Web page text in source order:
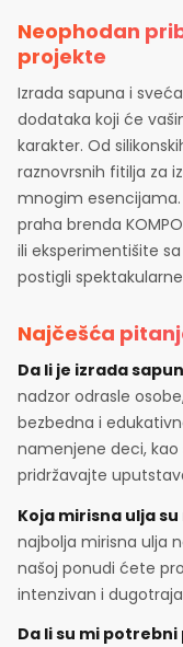
Neophodan
projekte
Izrada sapuna i
dodataka koji će
karakter. Od
raznovrsnih fitilja za
mnogim
praha brenda
ili eksperimentišite
postigli
Najčešća
Da li je izrada
nadzor odrasle
bezbedna i
namenjene deci, kao
pridržavajte
Koja mirisna ulja
najbolja mirisna ulja
našoj ponudi ćete
intenzivan i
Da li su mi